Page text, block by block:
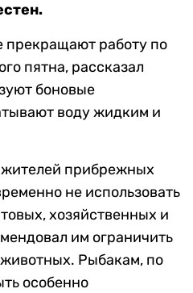
прекращают работу по
пятна, рассказал
боновые
воду жидким и
жителей прибрежных
не использовать
хозяйственных и
им ограничить
Рыбакам, по
особенно